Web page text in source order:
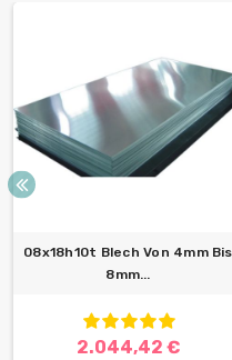
08x18h10t Blech Von 4mm Bis
8mm...
2.044,42 €